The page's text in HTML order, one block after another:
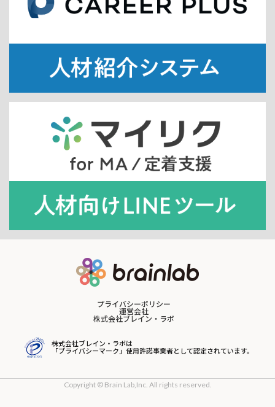
プライバシーポリシー
運営会社
株式会社ブレイン・ラボ
株式会社ブレイン・ラボは
「プライバシーマーク」使用許諾事業者として認定されています。
Copyright © Brain Lab,Inc. All rights reserved.